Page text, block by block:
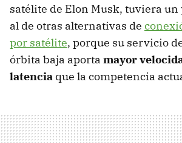
satélite de Elon Musk, tuviera
al de otras alternativas de
por satélite, porque su servicio
órbita baja aporta mayor
latencia que la competencia